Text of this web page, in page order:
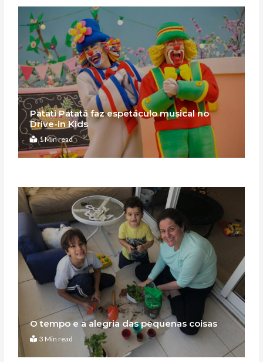
Patati Patatá faz espetáculo musical no
Drive-in Kids
1 Min read
O tempo e a alegria das pequenas coisas
3 Min read